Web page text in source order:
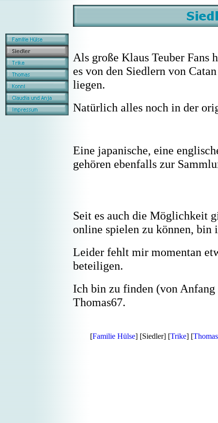
Als große Klaus Teuber Fans
es von den Siedlern von
liegen.
Natürlich alles noch in der
Eine japanische, eine
gehören ebenfalls zur
Seit es auch die Möglichkeit
online spielen zu können, bin
Leider fehlt mir momentan
beteiligen.
Ich bin zu finden (von Anfang
Thomas67.
[Familie Hülse] [Siedler] [Trike] [Thomas